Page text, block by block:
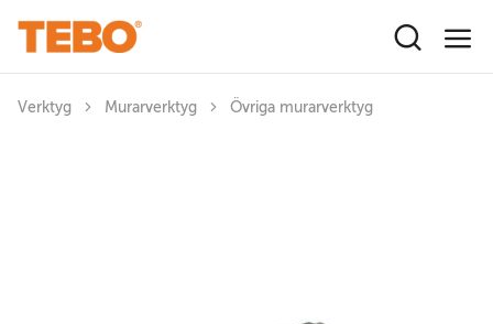
Verktyg Murarverktyg Övriga murarverktyg